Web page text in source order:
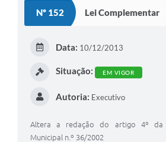
Nº 152 Lei Complementar
Data: 10/12/2013
Situação: EM VIGOR
Autoria: Executivo
Altera a redação do artigo 4º da
Municipal n.º 36/2002